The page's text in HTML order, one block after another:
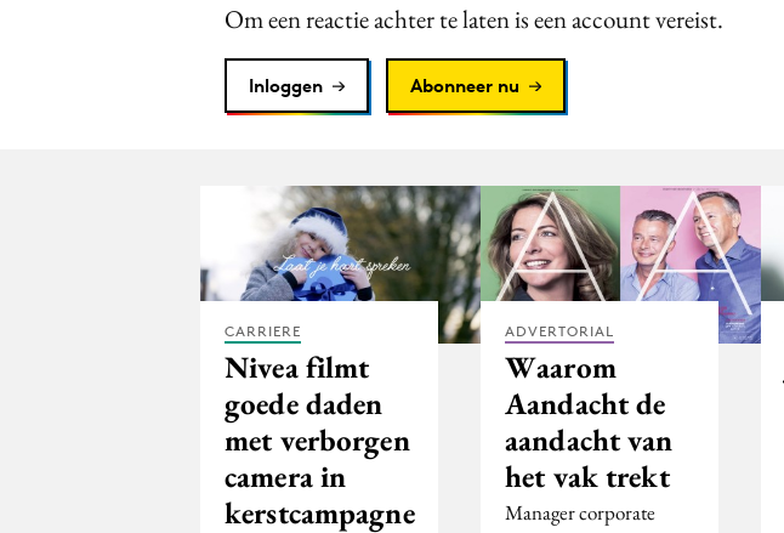
Om een reactie achter te laten is een account vereist.
Inloggen Abonneer nu
CARRIERE
Nivea filmt
goede daden
met verborgen
camera in
kerstcampagne
ADVERTORIAL
Waarom
Aandacht de
aandacht van
het vak trekt
Manager corporate